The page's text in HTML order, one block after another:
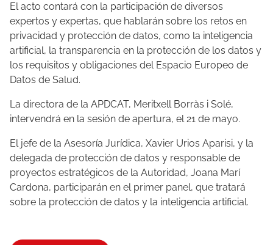
El acto contará con la participación de diversos
expertos y expertas, que hablarán sobre los retos en
privacidad y protección de datos, como la inteligencia
artificial, la transparencia en la protección de los datos y
los requisitos y obligaciones del Espacio Europeo de
Datos de Salud.
La directora de la APDCAT, Meritxell Borràs i Solé,
intervendrá en la sesión de apertura, el 21 de mayo.
El jefe de la Asesoría Jurídica, Xavier Urios Aparisi, y la
delegada de protección de datos y responsable de
proyectos estratégicos de la Autoridad, Joana Marí
Cardona, participarán en el primer panel, que tratará
sobre la protección de datos y la inteligencia artificial.